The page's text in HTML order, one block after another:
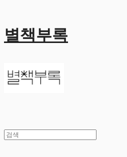
별책부록